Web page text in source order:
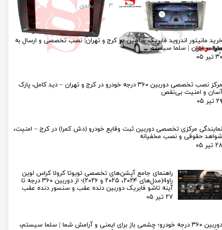
۱ ۲ ۳ بعدی
خرید مانیتور اندروید فابریک شاهین در کرج و تهران| نصب تخصصی و ارسال به
سراسر ایران | سلما سیستم
۳۰ تیر ۰۵
مرکز نصب تخصصی دوربین ۳۶۰ درجه خودرو در کرج و تهران – دید کامل، پارک
آسان و امنیت بی‌نقص
۲۹ تیر ۰۵
نمایندگی مرکزی تخصصی دوربین ثبت وقایع خودرو (دش کمرا) در کرج – امنیت،
شواهد حقوقی و نصب مخفیانه
۲۸ تیر ۰۵
راهنمای جامع آپشن‌های تخصصی تویوتا کرولا کراس لوین
راو4(مدل‌های ۲۰۲۴، ۲۰۲۵ و ۲۰۲۶)؛ از دوربین ۳۶۰ درجه تا
آینه تاشو فابریک دوربین دنده عقب و سنسور دنده عقب
۲۷ تیر ۰۵
دوربین ۳۶۰ درجه خودرو؛ چشمی باز برای ایمنی و آرامش شما | سلما سیستم،